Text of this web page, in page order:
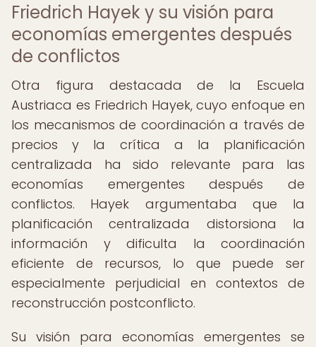
Friedrich Hayek y su visión para
economías emergentes después
de conflictos
Otra figura destacada de la Escuela
Austriaca es Friedrich Hayek, cuyo enfoque en
los mecanismos de coordinación a través de
precios y la crítica a la planificación
centralizada ha sido relevante para las
economías emergentes después de
conflictos. Hayek argumentaba que la
planificación centralizada distorsiona la
información y dificulta la coordinación
eficiente de recursos, lo que puede ser
especialmente perjudicial en contextos de
reconstrucción postconflicto.
Su visión para economías emergentes se